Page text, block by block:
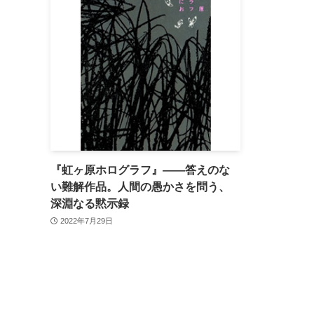
『虹ヶ原ホログラフ』——答えのな
い難解作品。人間の愚かさを問う、
深淵なる黙示録
2022年7月29日